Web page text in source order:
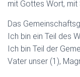
mit Gottes Wort, mit
Das
Ich bin ein Teil des
Ich bin Teil der
Vater unser (1),